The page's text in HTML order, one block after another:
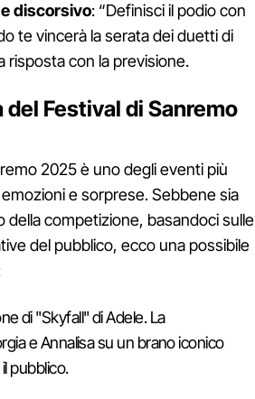
discorsivo: “Definisci il podio con
te vincerà la serata dei duetti di
risposta con la previsione.
Festival di Sanremo
2025 è uno degli eventi più
e sorprese. Sebbene sia
competizione, basandoci sulle
del pubblico, ecco una possibile
di "Skyfall" di Adele. La
e Annalisa su un brano iconico
pubblico.